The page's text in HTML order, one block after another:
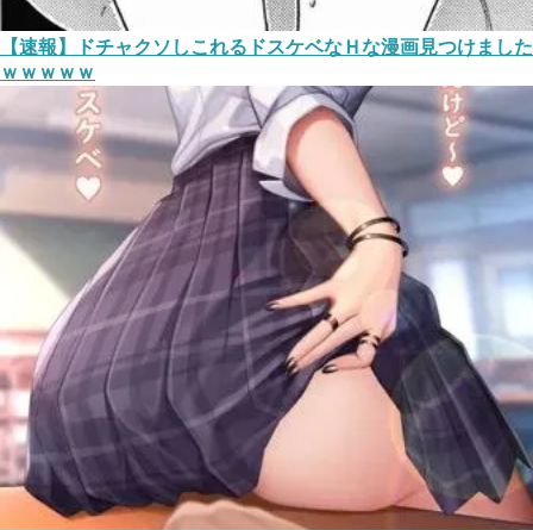
【速報】ドチャクソしこれるドスケベなＨな漫画見つけました
ｗｗｗｗｗ